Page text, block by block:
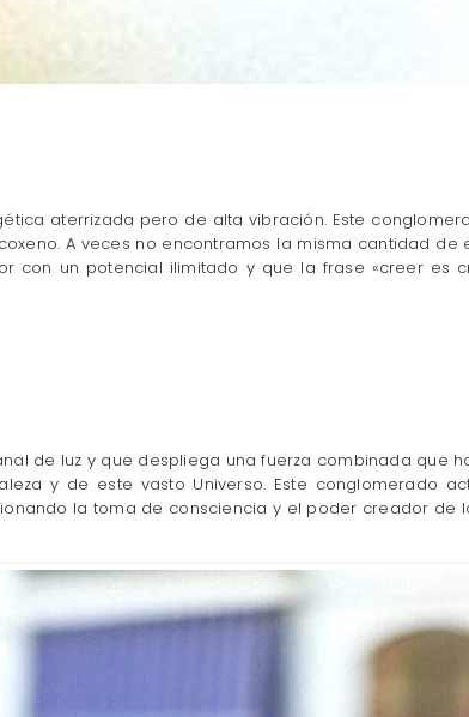
aterrizada pero de alta vibración. Este
A veces no encontramos la misma cantidad
un potencial ilimitado y que la frase «creer es
de luz y que despliega una fuerza combinada que
y de este vasto Universo. Este conglomerado
la toma de consciencia y el poder creador de